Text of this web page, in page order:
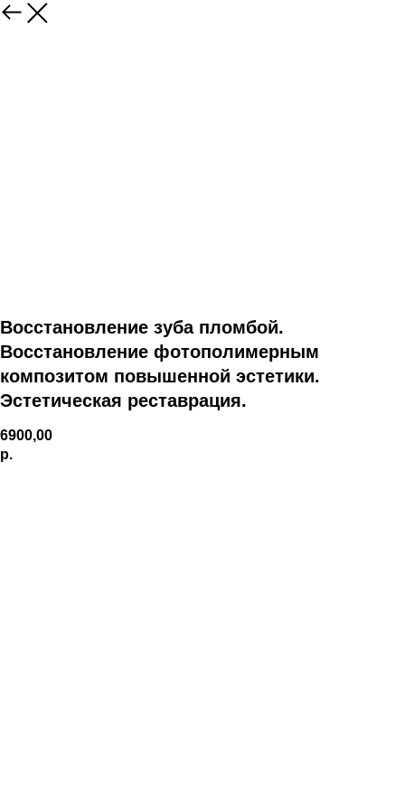
Восстановление зуба пломбой.
Восстановление фотополимерным
композитом повышенной эстетики.
Эстетическая реставрация.
6900,00
р.